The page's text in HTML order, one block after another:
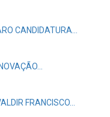
CANDIDATURA…
FRANCISCO…